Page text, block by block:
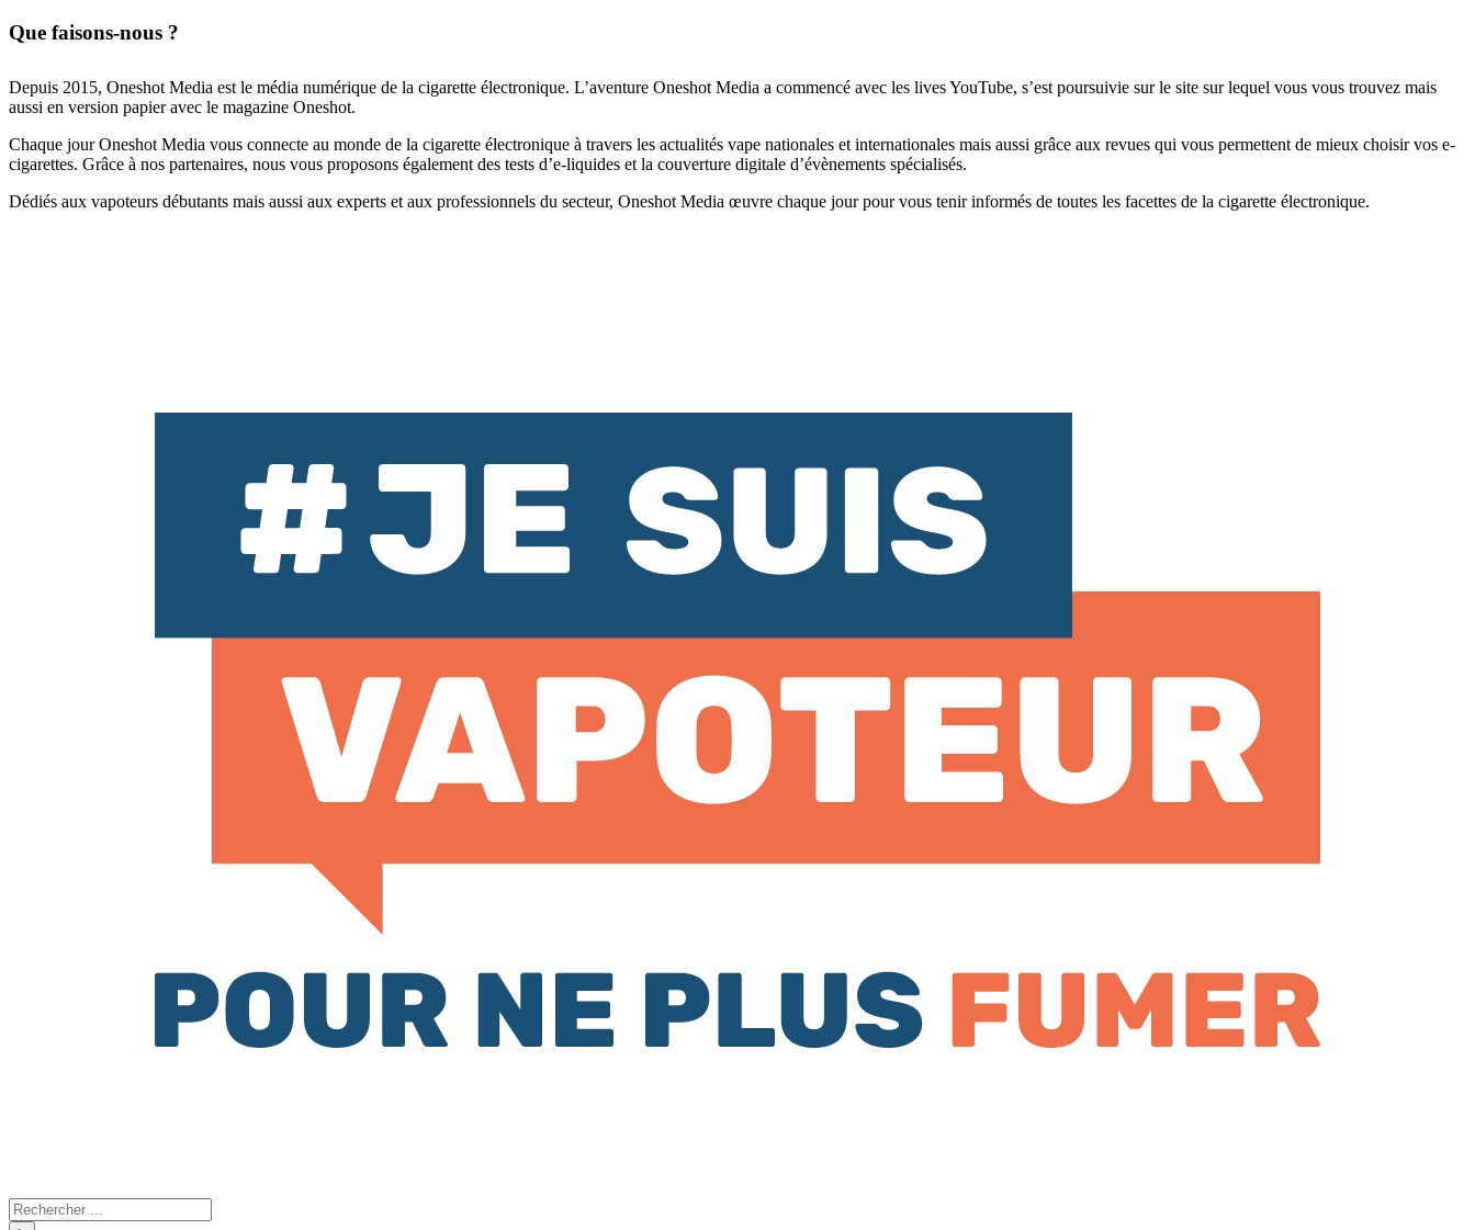
Que faisons-nous ?
Depuis 2015, Oneshot Media est le média numérique de la cigarette électronique. L’aventure Oneshot Media a commencé avec les lives YouTube, s’est poursuivie sur le site sur lequel vous vous trouvez mais
aussi en version papier avec le magazine Oneshot.
Chaque jour Oneshot Media vous connecte au monde de la cigarette électronique à travers les actualités vape nationales et internationales mais aussi grâce aux revues qui vous permettent de mieux choisir vos e-
cigarettes. Grâce à nos partenaires, nous vous proposons également des tests d’e-liquides et la couverture digitale d’évènements spécialisés.
Dédiés aux vapoteurs débutants mais aussi aux experts et aux professionnels du secteur, Oneshot Media œuvre chaque jour pour vous tenir informés de toutes les facettes de la cigarette électronique.